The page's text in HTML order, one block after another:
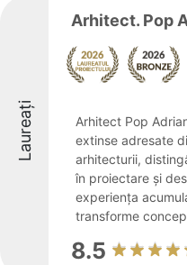
Laureați
Arhitect. Pop
Arhitect Pop
extinse adresate
arhitecturii,
în proiectare și
experiența
transforme
8.5